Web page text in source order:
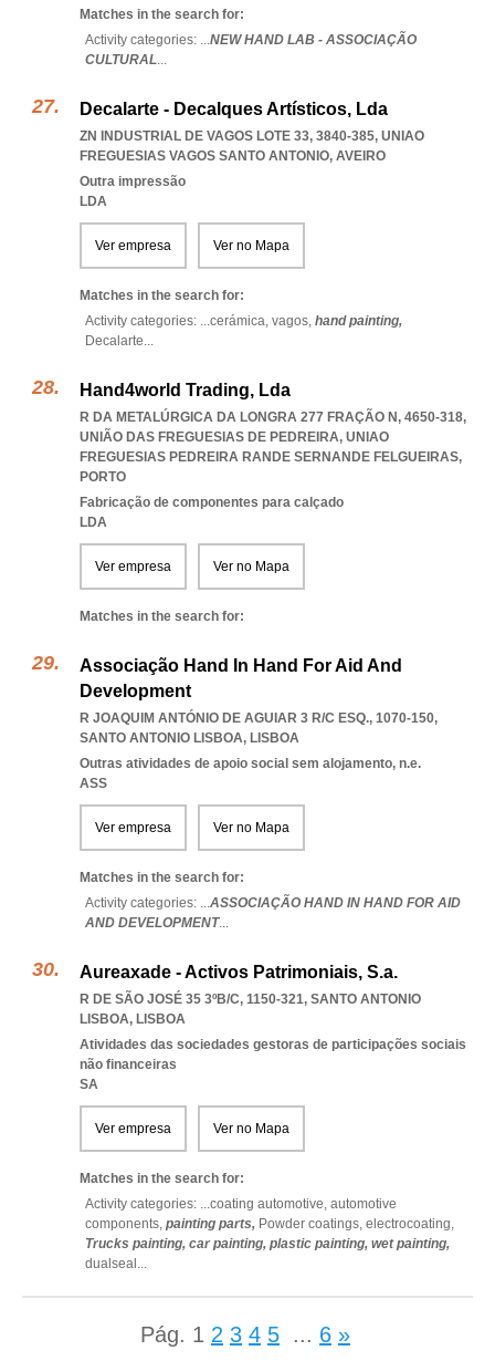
Matches in the search for:
Activity categories: ...NEW HAND LAB - ASSOCIAÇÃO
CULTURAL...
Decalarte - Decalques Artísticos, Lda
ZN INDUSTRIAL DE VAGOS LOTE 33, 3840-385, UNIAO
FREGUESIAS VAGOS SANTO ANTONIO, AVEIRO
Outra impressão
LDA
Ver empresa Ver no Mapa
Matches in the search for:
Activity categories: ...cerámica, vagos, hand painting,
Decalarte...
Hand4world Trading, Lda
R DA METALÚRGICA DA LONGRA 277 FRAÇÃO N, 4650-318,
UNIÃO DAS FREGUESIAS DE PEDREIRA, UNIAO
FREGUESIAS PEDREIRA RANDE SERNANDE FELGUEIRAS,
PORTO
Fabricação de componentes para calçado
LDA
Ver empresa Ver no Mapa
Matches in the search for:
Associação Hand In Hand For Aid And
Development
R JOAQUIM ANTÓNIO DE AGUIAR 3 R/C ESQ., 1070-150,
SANTO ANTONIO LISBOA, LISBOA
Outras atividades de apoio social sem alojamento, n.e.
ASS
Ver empresa Ver no Mapa
Matches in the search for:
Activity categories: ...ASSOCIAÇÃO HAND IN HAND FOR AID
AND DEVELOPMENT...
Aureaxade - Activos Patrimoniais, S.a.
R DE SÃO JOSÉ 35 3ºB/C, 1150-321, SANTO ANTONIO
LISBOA, LISBOA
Atividades das sociedades gestoras de participações sociais
não financeiras
SA
Ver empresa Ver no Mapa
Matches in the search for:
Activity categories: ...coating automotive, automotive
components, painting parts, Powder coatings, electrocoating,
Trucks painting, car painting, plastic painting, wet painting,
dualseal ...
Pág. 1 2 3 4 5 ... 6 »